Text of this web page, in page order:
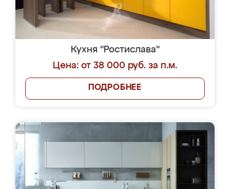
Кухня "Ростислава"
Цена: от 38 000 руб. за п.м.
ПОДРОБНЕЕ